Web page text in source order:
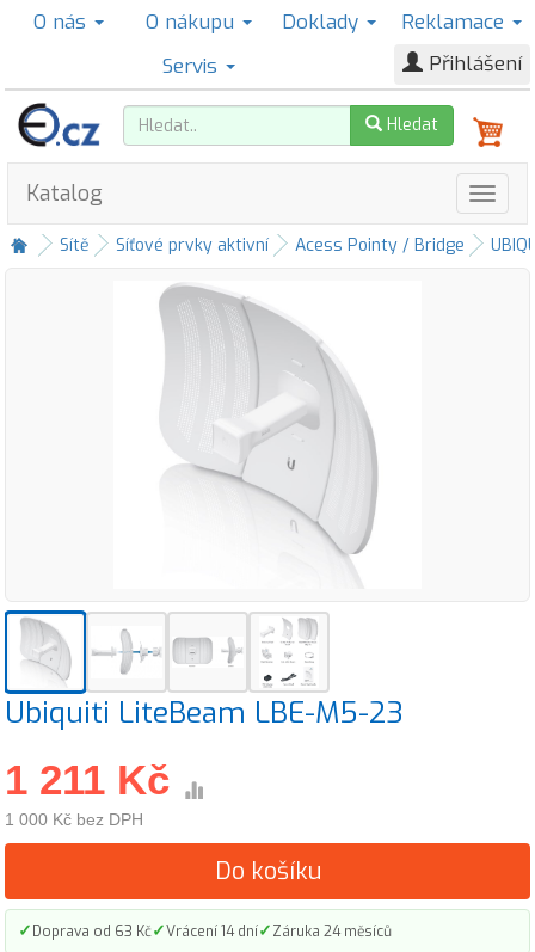
O nás O nákupu Doklady
Reklamace
Servis
Přihlášení
Hledat
Katalog
Sítě Síťové prvky aktivní Acess Pointy / Bridge
Ubiquiti LiteBeam LBE-M5-23
1 211 Kč
1 000 Kč bez DPH
Do košíku
✓Doprava od 63 Kč✓Vrácení 14 dní✓Záruka 24 měsíců